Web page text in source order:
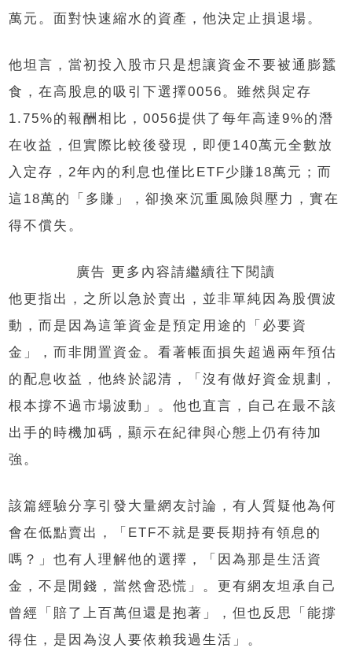
萬元。面對快速縮水的資產，他決定止損退場。
他坦言，當初投入股市只是想讓資金不要被通膨蠶
食，在高股息的吸引下選擇0056。雖然與定存
1.75%的報酬相比，0056提供了每年高達9%的潛
在收益，但實際比較後發現，即便140萬元全數放
入定存，2年內的利息也僅比ETF少賺18萬元；而
這18萬的「多賺」，卻換來沉重風險與壓力，實在
得不償失。
廣告 更多內容請繼續往下閱讀
他更指出，之所以急於賣出，並非單純因為股價波
動，而是因為這筆資金是預定用途的「必要資
金」，而非閒置資金。看著帳面損失超過兩年預估
的配息收益，他終於認清，「沒有做好資金規劃，
根本撐不過市場波動」。他也直言，自己在最不該
出手的時機加碼，顯示在紀律與心態上仍有待加
強。
該篇經驗分享引發大量網友討論，有人質疑他為何
會在低點賣出，「ETF不就是要長期持有領息的
嗎？」也有人理解他的選擇，「因為那是生活資
金，不是閒錢，當然會恐慌」。更有網友坦承自己
曾經「賠了上百萬但還是抱著」，但也反思「能撐
得住，是因為沒人要依賴我過生活」。